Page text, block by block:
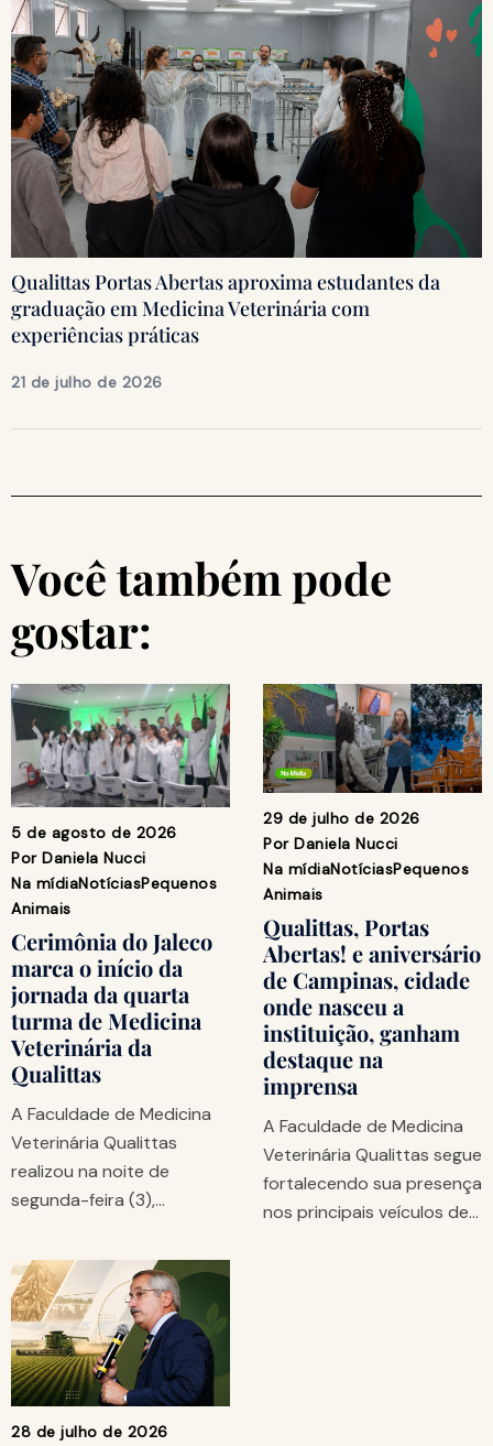
Qualittas Portas Abertas aproxima estudantes da
graduação em Medicina Veterinária com
experiências práticas
21 de julho de 2026
Você também pode
gostar:
5 de agosto de 2026
Por Daniela Nucci
Na mídiaNotíciasPequenos
Animais
Cerimônia do Jaleco
marca o início da
jornada da quarta
turma de Medicina
Veterinária da
Qualittas
A Faculdade de Medicina
Veterinária Qualittas
realizou na noite de
segunda-feira (3),…
29 de julho de 2026
Por Daniela Nucci
Na mídiaNotíciasPequenos
Animais
Qualittas, Portas
Abertas! e aniversário
de Campinas, cidade
onde nasceu a
instituição, ganham
destaque na
imprensa
A Faculdade de Medicina
Veterinária Qualittas segue
fortalecendo sua presença
nos principais veículos de…
28 de julho de 2026